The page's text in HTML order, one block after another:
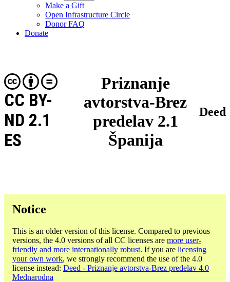
Make a Gift
Open Infrastructure Circle
Donor FAQ
Donate
Priznanje
avtorstva-Brez
predelav 2.1
Španija
CC BY-
ND 2.1
ES
Deed
Notice
This is an older version of this license. Compared to previous
versions, the 4.0 versions of all CC licenses are more user-
friendly and more internationally robust. If you are licensing
your own work, we strongly recommend the use of the 4.0
license instead: Deed - Priznanje avtorstva-Brez predelav 4.0
Mednarodna